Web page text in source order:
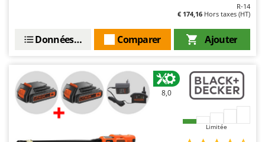
Smartwood
Snapper
Solidur
Spice Electronics
R-14
€ 174,16 Hors taxes (HT)
Ajouter
Comparer
Données techniques
8,0
Limitée